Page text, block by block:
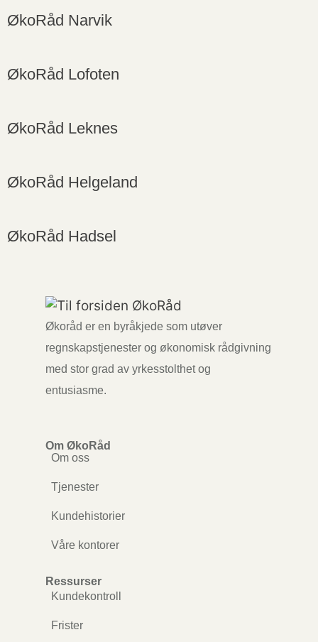
ØkoRåd Narvik
ØkoRåd Lofoten
ØkoRåd Leknes
ØkoRåd Helgeland
ØkoRåd Hadsel
Økoråd er en byråkjede som utøver
regnskapstjenester og økonomisk rådgivning
med stor grad av yrkesstolthet og
entusiasme.
Om ØkoRåd
Om oss
Tjenester
Kundehistorier
Våre kontorer
Ressurser
Kundekontroll
Frister